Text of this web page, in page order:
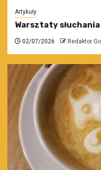
Artykuły
Warsztaty
02/07/2026 Redaktor